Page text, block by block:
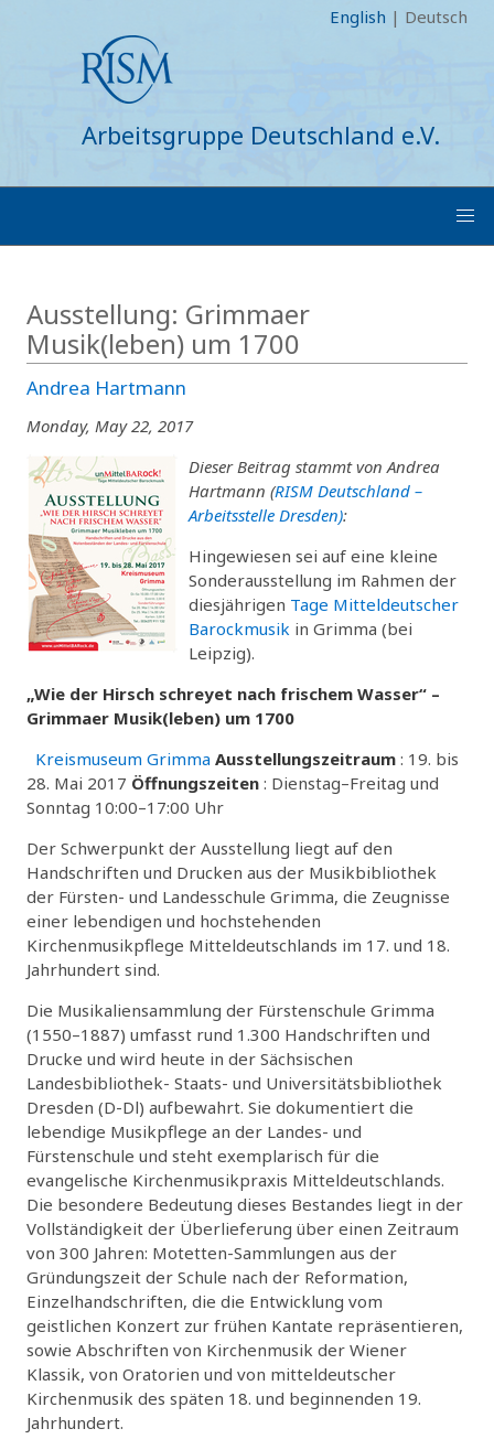
English | Deutsch
Arbeitsgruppe Deutschland e.V.
Ausstellung: Grimmaer
Musik(leben) um 1700
Andrea Hartmann
Monday, May 22, 2017
Dieser Beitrag stammt von Andrea
Hartmann (RISM Deutschland –
Arbeitsstelle Dresden):
Hingewiesen sei auf eine kleine
Sonderausstellung im Rahmen der
diesjährigen Tage Mitteldeutscher
Barockmusik in Grimma (bei
Leipzig).
„Wie der Hirsch schreyet nach frischem Wasser“ –
Grimmaer Musik(leben) um 1700
Kreismuseum Grimma Ausstellungszeitraum : 19. bis
28. Mai 2017 Öffnungszeiten : Dienstag–Freitag und
Sonntag 10:00–17:00 Uhr
Der Schwerpunkt der Ausstellung liegt auf den
Handschriften und Drucken aus der Musikbibliothek
der Fürsten- und Landesschule Grimma, die Zeugnisse
einer lebendigen und hochstehenden
Kirchenmusikpflege Mitteldeutschlands im 17. und 18.
Jahrhundert sind.
Die Musikaliensammlung der Fürstenschule Grimma
(1550–1887) umfasst rund 1.300 Handschriften und
Drucke und wird heute in der Sächsischen
Landesbibliothek- Staats- und Universitätsbibliothek
Dresden (D-Dl) aufbewahrt. Sie dokumentiert die
lebendige Musikpflege an der Landes- und
Fürstenschule und steht exemplarisch für die
evangelische Kirchenmusikpraxis Mitteldeutschlands.
Die besondere Bedeutung dieses Bestandes liegt in der
Vollständigkeit der Überlieferung über einen Zeitraum
von 300 Jahren: Motetten-Sammlungen aus der
Gründungszeit der Schule nach der Reformation,
Einzelhandschriften, die die Entwicklung vom
geistlichen Konzert zur frühen Kantate repräsentieren,
sowie Abschriften von Kirchenmusik der Wiener
Klassik, von Oratorien und von mitteldeutscher
Kirchenmusik des späten 18. und beginnenden 19.
Jahrhundert.